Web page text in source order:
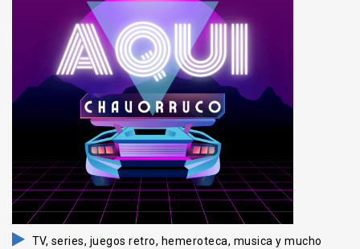
TV, series, juegos retro, hemeroteca, musica y mucho